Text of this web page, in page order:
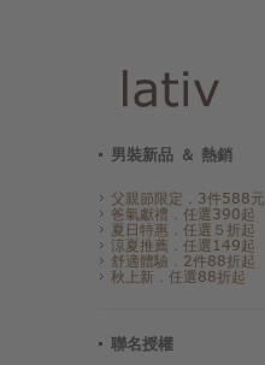
男裝新品 ＆ 熱銷
父親節限定．3件588元
爸氣獻禮．任選390起
夏日特惠．任選５折起
涼夏推薦．任選149起
舒適體驗．2件88折起
秋上新．任選88折起
聯名授權